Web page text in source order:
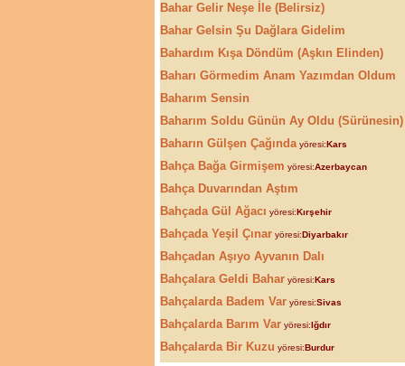
Bahar Gelir Neşe İle (Belirsiz)
Bahar Gelsin Şu Dağlara Gidelim
Bahardım Kışa Döndüm (Aşkın Elinden)
Baharı Görmedim Anam Yazımdan Oldum
Baharım Sensin
Baharım Soldu Günün Ay Oldu (Sürünesin)
Baharın Gülşen Çağında yöresi:Kars
Bahça Bağa Girmişem yöresi:Azerbaycan
Bahça Duvarından Aştım
Bahçada Gül Ağacı yöresi:Kırşehir
Bahçada Yeşil Çınar yöresi:Diyarbakır
Bahçadan Aşıyo Ayvanın Dalı
Bahçalara Geldi Bahar yöresi:Kars
Bahçalarda Badem Var yöresi:Sivas
Bahçalarda Barım Var yöresi:Iğdır
Bahçalarda Bir Kuzu yöresi:Burdur